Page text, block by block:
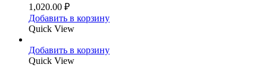
1,020.00 ₽
Добавить в корзину
Quick View
Добавить в корзину
Quick View